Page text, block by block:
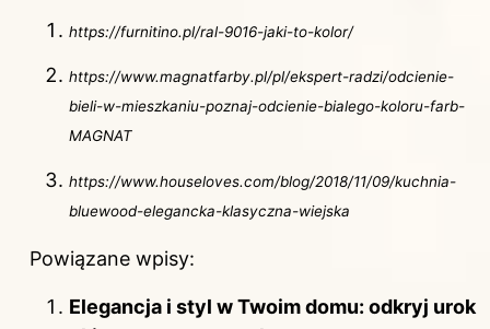
https://furnitino.pl/ral-9016-jaki-to-kolor/
https://www.magnatfarby.pl/pl/ekspert-radzi/odcienie-
bieli-w-mieszkaniu-poznaj-odcienie-bialego-koloru-farb-
MAGNAT
https://www.houseloves.com/blog/2018/11/09/kuchnia-
bluewood-elegancka-klasyczna-wiejska
Powiązane wpisy:
Elegancja i styl w Twoim domu: odkryj urok